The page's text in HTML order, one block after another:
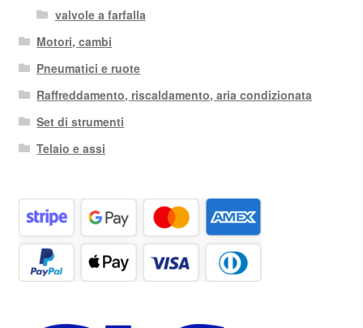
valvole a farfalla
Motori, cambi
Pneumatici e ruote
Raffreddamento, riscaldamento, aria condizionata
Set di strumenti
Telaio e assi